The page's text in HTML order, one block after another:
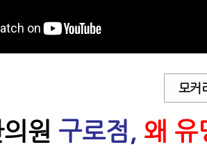
모커
원 구로점, 왜 유